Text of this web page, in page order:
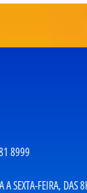
8999
SEXTA-FEIRA, DAS